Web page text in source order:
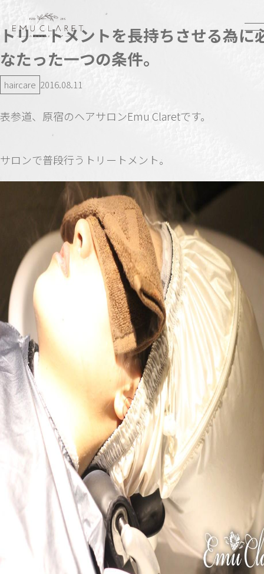
トリートメントを長持ちさせる為に
なたった一つの条件。
haircare 2016.08.11
表参道、原宿のヘアサロンEmu Claretです。
サロンで普段行うトリートメント。